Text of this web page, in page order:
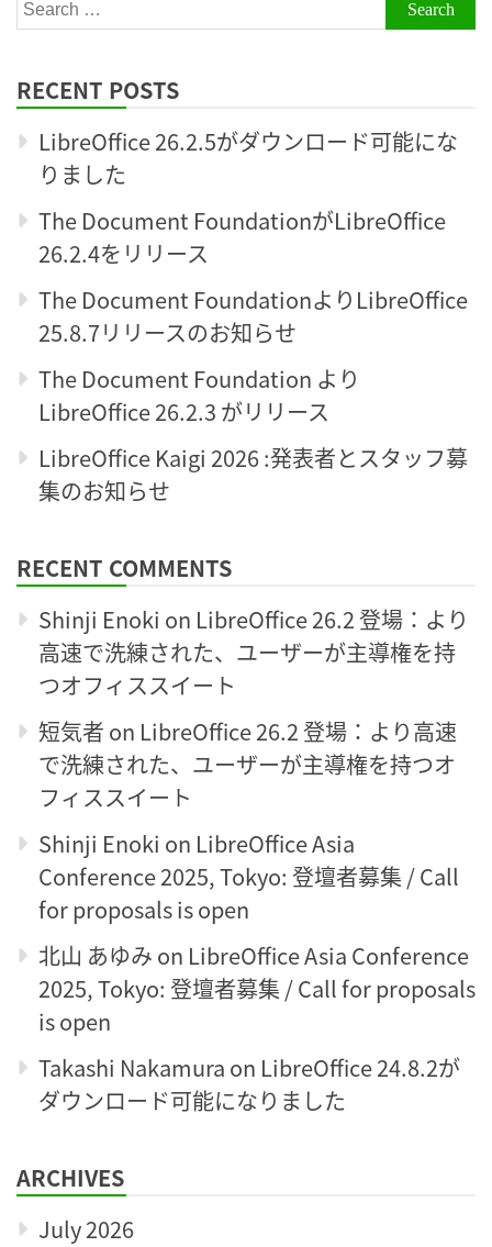
for:
RECENT POSTS
LibreOffice 26.2.5がダウンロード可能にな
りました
The Document FoundationがLibreOffice
26.2.4をリリース
The Document FoundationよりLibreOffice
25.8.7リリースのお知らせ
The Document Foundation より
LibreOffice 26.2.3 がリリース
LibreOffice Kaigi 2026 :発表者とスタッフ募
集のお知らせ
RECENT COMMENTS
Shinji Enoki on LibreOffice 26.2 登場：より
高速で洗練された、ユーザーが主導権を持
つオフィススイート
短気者 on LibreOffice 26.2 登場：より高速
で洗練された、ユーザーが主導権を持つオ
フィススイート
Shinji Enoki on LibreOffice Asia
Conference 2025, Tokyo: 登壇者募集 / Call
for proposals is open
北山 あゆみ on LibreOffice Asia Conference
2025, Tokyo: 登壇者募集 / Call for proposals
is open
Takashi Nakamura on LibreOffice 24.8.2が
ダウンロード可能になりました
ARCHIVES
July 2026